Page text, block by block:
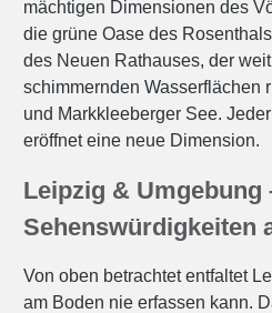
mächtigen Dimensionen des
die grüne Oase des
des Neuen Rathauses, der
schimmernden Wasserflächen
und Markkleeberger See.
eröffnet eine neue Dimension.
Leipzig & Umgebung
Sehenswürdigkeiten
Von oben betrachtet entfaltet
am Boden nie erfassen kann.